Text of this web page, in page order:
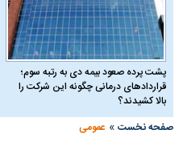
پشت پرده صعود بیمه دی به رتبه سوم؛
قراردادهای درمانی چگونه این شرکت را
بالا کشیدند؟
صفحه نخست » عمومی